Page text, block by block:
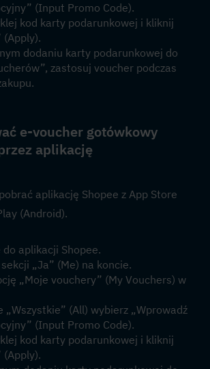
(Input Promo Code).
kod karty podarunkowej i kliknij
(Apply).
dodaniu karty podarunkowej do
zastosuj voucher podczas
e-voucher gotówkowy
aplikację
aplikację Shopee z App Store
(Android).
do aplikacji Shopee.
„Ja” (Me) na koncie.
„Moje vouchery” (My Vouchers) w
„Wszystkie” (All) wybierz „Wprowadź
(Input Promo Code).
kod karty podarunkowej i kliknij
(Apply).